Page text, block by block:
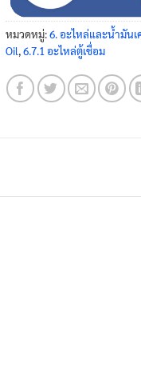
หมวดหมู่:6. อะไหล่และน้ำมันเ
Oil,6.7.1 อะไหล่ตู้เชื่อม